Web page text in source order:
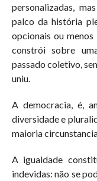
personalizadas,
palco da história
opcionais ou
constrói sobre
passado coletivo,
uniu.
A democracia, é,
diversidade e
maioria
A igualdade
indevidas: não se